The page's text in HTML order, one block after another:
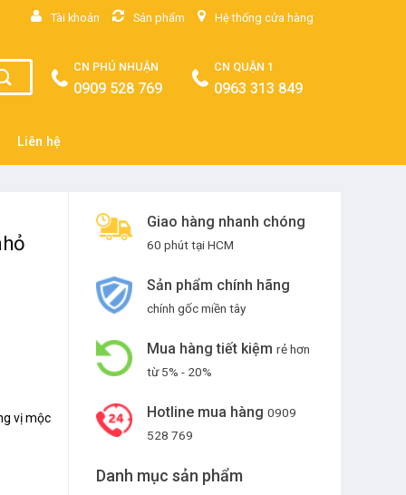
Tài khoản Sản phẩm Hệ thống cửa hàng
CN PHÚ NHUẬN
0909 528 769
CN QUẬN 1
0963 313 849
Liên hệ
Giao hàng nhanh chóng
60 phút tại HCM
Sản phẩm chính hãng
chính gốc miền tây
Mua hàng tiết kiệm rẻ hơn
từ 5% - 20%
Hotline mua hàng 0909
528 769
Danh mục sản phẩm
vị mộc